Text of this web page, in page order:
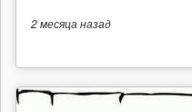
2 месяцаназад